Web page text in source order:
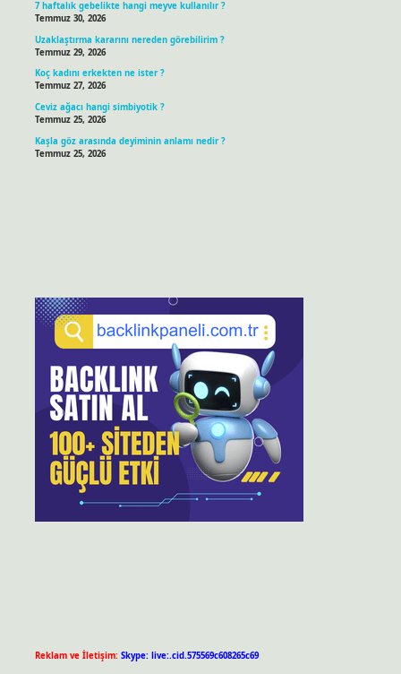
7 haftalık gebelikte hangi meyve kullanılır ?
Temmuz 30, 2026
Uzaklaştırma kararını nereden görebilirim ?
Temmuz 29, 2026
Koç kadını erkekten ne ister ?
Temmuz 27, 2026
Ceviz ağacı hangi simbiyotik ?
Temmuz 25, 2026
Kaşla göz arasında deyiminin anlamı nedir ?
Temmuz 25, 2026
Reklam ve İletişim: Skype: live:.cid.575569c608265c69